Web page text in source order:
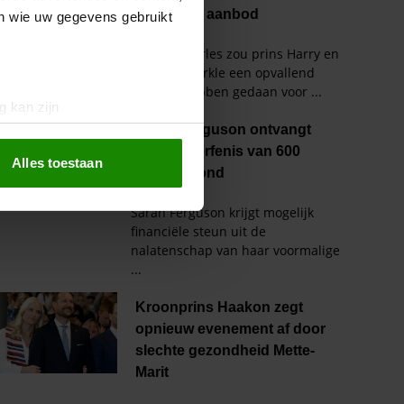
wie uw gegevens gebruikt
kan zijn
te bieden en om ons
partners voor social
die u aan ze heeft
met onze cookies als u
Alles toestaan